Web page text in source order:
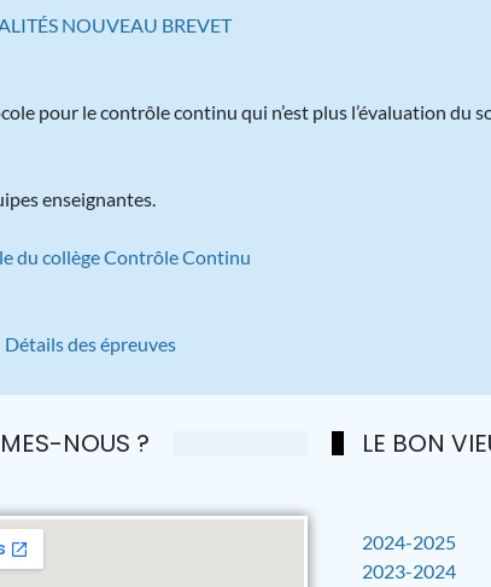
NOUVEAU BREVET
pour le contrôle continu qui n’est plus l’évaluation du
enseignantes.
du collège Contrôle Continu
Détails des épreuves
NOUS ? LE BON
2024-2025
2023-2024